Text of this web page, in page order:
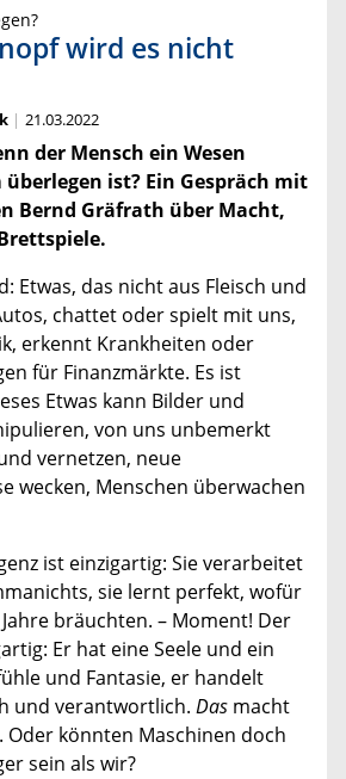
wird es nicht
21.03.2022
der Mensch ein Wesen
ist? Ein Gespräch mit
Bernd Gräfrath über Macht,
Etwas, das nicht aus Fleisch und
chattet oder spielt mit uns,
erkennt Krankheiten oder
für Finanzmärkte. Es ist
Etwas kann Bilder und
von uns unbemerkt
vernetzen, neue
wecken, Menschen überwachen
ist einzigartig: Sie verarbeitet
sie lernt perfekt, wofür
bräuchten. – Moment! Der
Er hat eine Seele und ein
und Fantasie, er handelt
und verantwortlich. Das macht
Oder könnten Maschinen doch
sein als wir?